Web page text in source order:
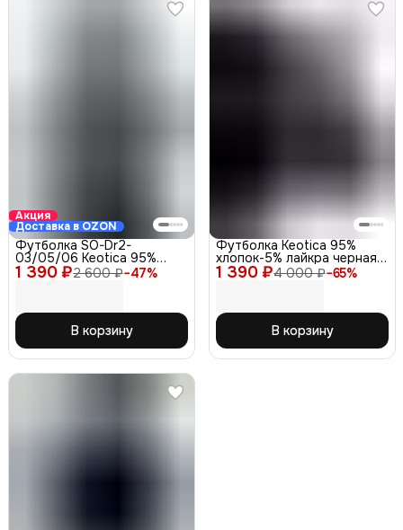
Акция
Доставка в OZON
1 390 ₽2 600 ₽−47%
Футболка SO-Dr2-
03/05/06 Keotica 95%
хлопок 5% лайкра, серая
52
В корзину
1 390 ₽4 000 ₽−65%
Футболка Keotica 95%
хлопок-5% лайкра черная
48-50
В корзину